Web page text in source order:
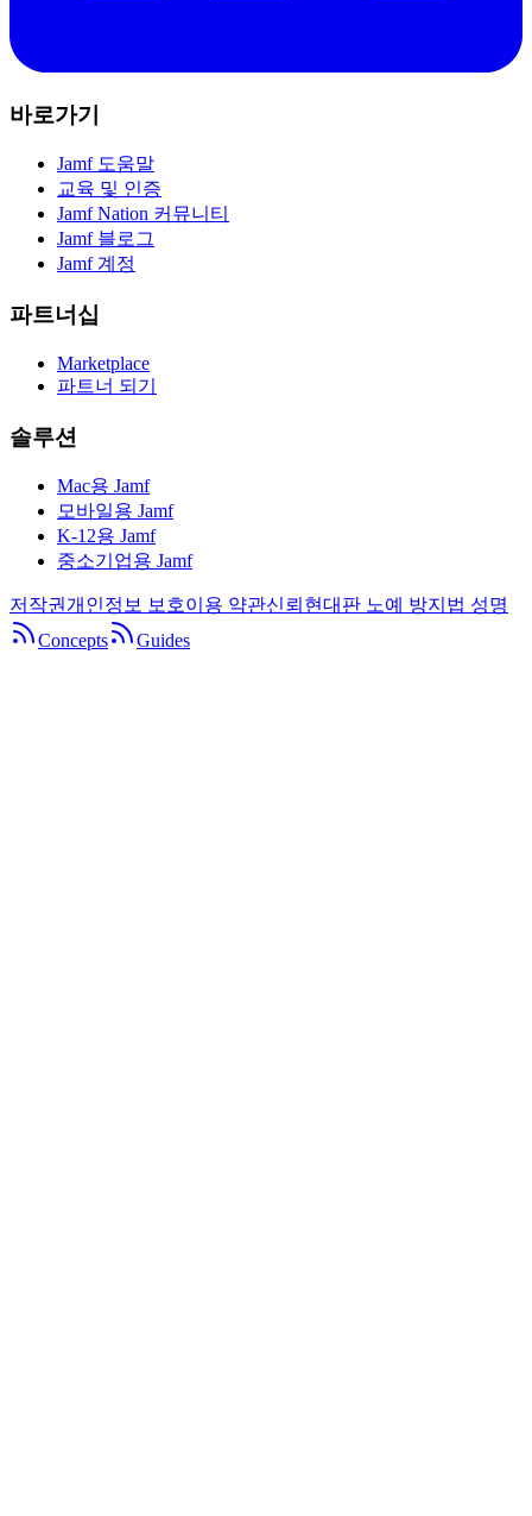
바로가기
Jamf 도움말
교육 및 인증
Jamf Nation 커뮤니티
Jamf 블로그
Jamf 계정
파트너십
Marketplace
파트너 되기
솔루션
Mac용 Jamf
모바일용 Jamf
K-12용 Jamf
중소기업용 Jamf
저작권개인정보 보호이용 약관신뢰 현대판 노예 방지법 성명
Concepts
Guides